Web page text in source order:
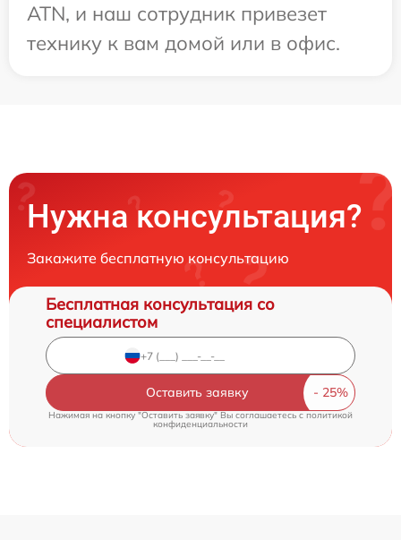
ATN, и наш сотрудник привезет
технику к вам домой или в офис.
Нужна консультация?
Закажите бесплатную консультацию
Бесплатная консультация со
специалистом
Оставить заявку
Нажимая на кнопку "Оставить заявку" Вы соглашаетесь c политикой
конфиденциальности